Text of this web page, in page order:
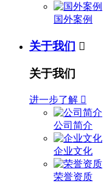
国外案例
关于我们 
关于我们
进一步了解 
公司简介
企业文化
荣誉资质